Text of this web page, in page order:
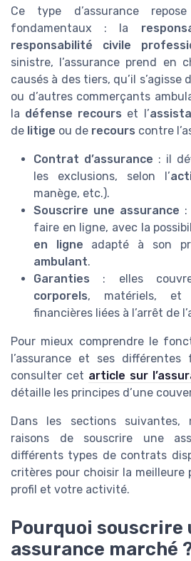
Ce type d’assurance
fondamentaux : la
responsabilité civile
sinistre, l’assurance prend en
causés à des tiers, qu’il
ou d’autres commerçants
la défense recours et l’
de litige ou de recours contre
Contrat d’assurance : il
les exclusions, selon l’
manège, etc.).
Souscrire une assurance :
faire en ligne, avec la
en ligne adapté à son
ambulant.
Garanties : elles
corporels, matériels, et
financières liées à l’arrêt de
Pour mieux comprendre le
l’assurance et ses différentes
consulter cet article sur
détaille les principes d’une
Dans les sections suivantes,
raisons de souscrire une
différents types de contrats
critères pour choisir la
profil et votre activité.
Pourquoi souscrire
assurance marché